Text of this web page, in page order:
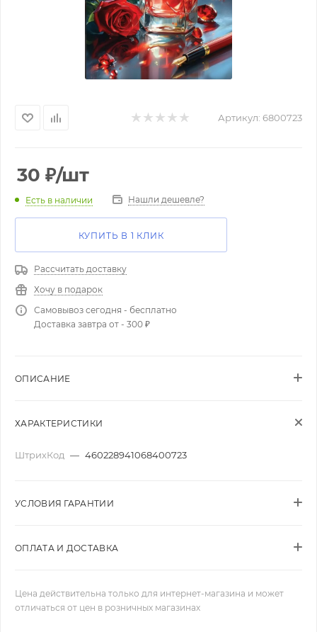
Артикул: 6800723
30 ₽/шт
Есть в наличии Нашли дешевле?
КУПИТЬ В 1 КЛИК
Рассчитать доставку
Хочу в подарок
Самовывоз сегодня - бесплатно
Доставка завтра от - 300 ₽
ОПИСАНИЕ
ХАРАКТЕРИСТИКИ
ШтрихКод — 460228941068400723
УСЛОВИЯ ГАРАНТИИ
ОПЛАТА И ДОСТАВКА
Цена действительна только для интернет-магазина и может
отличаться от цен в розничных магазинах